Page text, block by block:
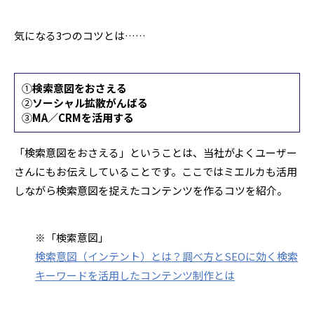
気になる3つのコツとは……
①検索意図をおさえる
②ソーシャル拡散がんばる
③MA／CRMを活用する
「検索意図をおさえる」ということは、当社がよくユーザー
さんにもお伝えしていることです。ここではミエルカも活用
しながら検索意図を捉えたコンテンツを作るコツを紹介。
※「検索意図」
検索意図（インテント）とは？調べ方とSEOに効く検索
キーワードを活用したコンテンツ制作とは